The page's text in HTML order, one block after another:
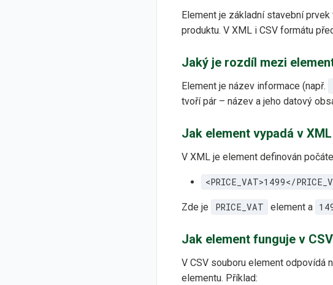
Element je základní stavební
produktu. V XML i CSV formátu
Jaký je rozdíl mezi
Element je název informace (např.
tvoří pár – název a jeho datový
Jak element vypadá v
V XML je element definován
<PRICE_VAT>1499</
Zde je PRICE_VAT element a
Jak element funguje v
V CSV souboru element odpovídá
elementu. Příklad: